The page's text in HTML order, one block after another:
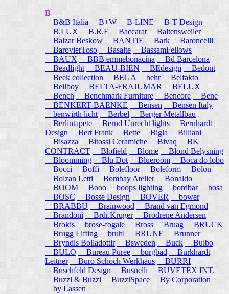
B
B&B Italia
B+W B-LINE
B-T Design
B.LUX
B.R.F Baccarat
Baltensweiler
Balzar Beskow
BANTIE Bark
Baroncelli
BarovierToso
Basalte
BassamFellows
BAUX
BBB emmebonacina
Bd Barcelona
Beadlight
BEAU-BIEN BEdesign
Bedont
Beek collection
BEGA behr
Belfakto
Bellboy
BELTA-FRAJUMAR
BELUX
Bench
Benchmark Furniture Bencore
Bene
BENKERT-BAENKE
Bensen
Bensen Italy
benwirth licht
Berbel
Berger Metallbau
Berlintapete
Bernd Unrecht lights
Bernhardt
Design
Bert Frank Bette Bigla
Billiani
Bisazza
Bitossi Ceramiche Bivaq
BK
CONTRACT
Blofield Blome Blond Belysning
Bloomming
Blu Dot Blueroom
Boca do lobo
Bocci
Boffi Bolefloor Boleform
Bolon
Bolzan Letti
Bombay Atelier
Bonaldo
BOOM
Booo boops lighting bordbar
bosa
BOSC
Bosse Design BOVER
bower
BRABBU
Brainwood
Brand van Egmond
Brandoni
Brdr.Kruger
Brodrene Andersen
Brokis
brose-fogale Bross Bruag
BRUCK
Brugg Lifting
bruhl BRUNE
Brunner
Bryndis Bolladottir
Bsweden Buck
Bulbo
BULO
Bureau Puree burgbad
Burkhardt
Leitner
Buro Schoch Werkhaus
BURRI
Buschfeld Design
Busnelli
BUVETEX INT.
Buzzi & Buzzi
BuzziSpace By Corporation
by Lassen